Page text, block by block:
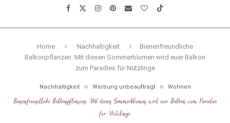
Home Nachhaltigkeit
Bienenfreundliche
Balkonpflanzen: Mit diesen Sommerblumen wird euer Balkon
zum Paradies für Nützlinge
Nachhaltigkeit Werbung unbeauftragt Wohnen
Bienenfreundliche Balkonpflanzen: Mit diesen Sommerblumen wird euer Balkon zum Paradies
für Nützlinge